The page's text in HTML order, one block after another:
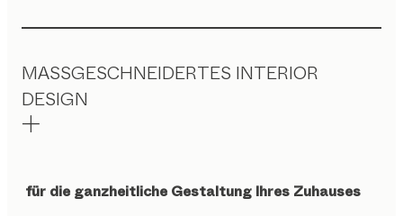
MASSGESCHNEIDERTES INTERIOR
DESIGN
für die ganzheitliche Gestaltung Ihres Zuhauses